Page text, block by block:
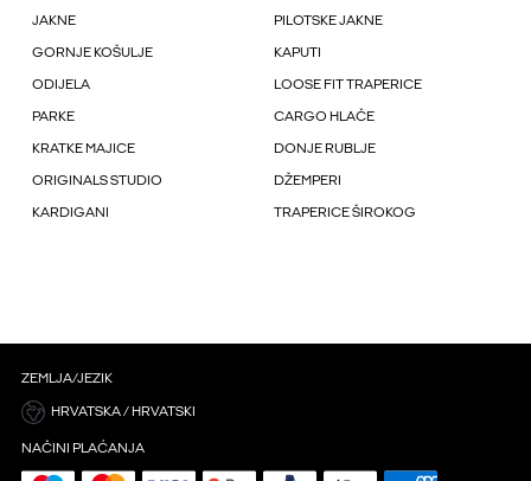
JAKNE PILOTSKE JAKNE
GORNJE KOŠULJE KAPUTI
ODIJELA LOOSE FIT TRAPERICE
PARKE CARGO HLAČE
KRATKE MAJICE DONJE RUBLJE
ORIGINALS STUDIO DŽEMPERI
KARDIGANI TRAPERICE ŠIROKOG
ZEMLJA/JEZIK
HRVATSKA / HRVATSKI
NAČINI PLAĆANJA